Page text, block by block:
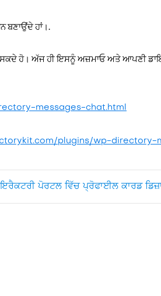
ਬਣਾਉਂਦੇ ਹਾਂ।.
ਹੋ। ਅੱਜ ਹੀ ਇਸਨੂੰ ਅਜ਼ਮਾਓ ਅਤੇ ਆਪਣੀ
messages-chat.html
plugins/wp-directory-
ਪੋਰਟਲ ਵਿੱਚ ਪ੍ਰੋਫਾਈਲ ਕਾਰਡ